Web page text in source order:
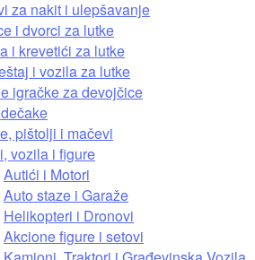
za nakit i ulepšavanje
i dvorci za lutke
i krevetići za lutke
i vozila za lutke
igračke za devojčice
pištolji i mačevi
vozila i figure
Autići i Motori
Auto staze i Garaže
Helikopteri i Dronovi
Akcione figure i setovi